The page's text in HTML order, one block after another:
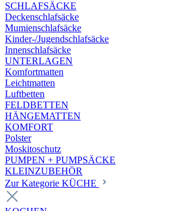
SCHLAFSÄCKE
Deckenschlafsäcke
Mumienschlafsäcke
Kinder-/Jugendschlafsäcke
Innenschlafsäcke
UNTERLAGEN
Komfortmatten
Leichtmatten
Luftbetten
FELDBETTEN
HÄNGEMATTEN
KOMFORT
Polster
Moskitoschutz
PUMPEN + PUMPSÄCKE
KLEINZUBEHÖR
Zur Kategorie KÜCHE